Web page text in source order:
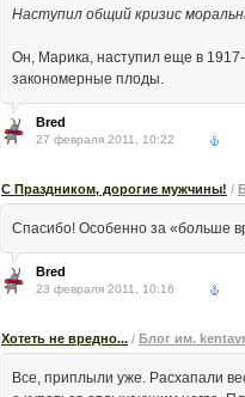
Наступил общий кризис
Он, Марика, наступил еще в
закономерные плоды.
Bred
27 февраля 2011, 10:22
С Праздником, дорогие мужчины! /
Спасибо! Особенно за «больше
Bred
23 февраля 2011, 10:16
Хотеть не вредно... / Блог им.
Все, приплыли уже. Расхапали